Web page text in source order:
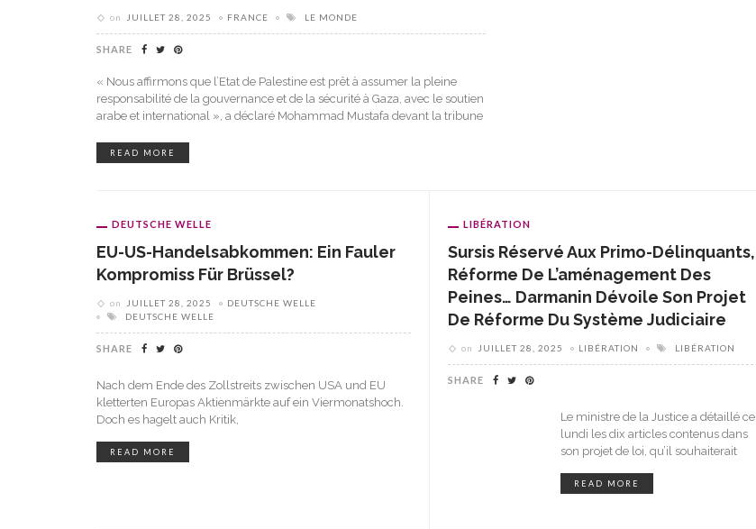
on JUILLET 28, 2025 FRANCE LE MONDE
SHARE
« Nous affirmons que l’Etat de Palestine est prêt à assumer la pleine
responsabilité de la gouvernance et de la sécurité à Gaza, avec le soutien
arabe et international », a déclaré Mohammad Mustafa devant la tribune
READ MORE
DEUTSCHE WELLE
EU-US-Handelsabkommen: Ein Fauler
Kompromiss Für Brüssel?
on JUILLET 28, 2025
DEUTSCHE WELLE
DEUTSCHE WELLE
SHARE
Nach dem Ende des Zollstreits zwischen USA und EU
kletterten Europas Aktienmärkte auf ein Viermonatshoch.
Doch es hagelt auch Kritik,
READ MORE
LIBÉRATION
Sursis Réservé Aux Primo-Délinquants,
Réforme De L’aménagement Des
Peines… Darmanin Dévoile Son Projet
De Réforme Du Système Judiciaire
on JUILLET 28, 2025 LIBÉRATION LIBÉRATION
SHARE
Le ministre de la Justice a détaillé ce
lundi les dix articles contenus dans
son projet de loi, qu’il souhaiterait
READ MORE